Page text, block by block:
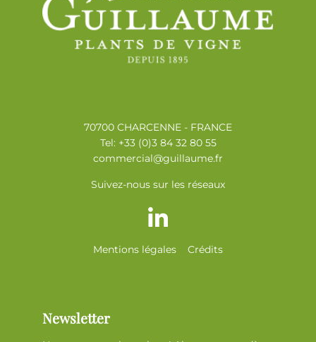
70700 CHARCENNE - FRANCE
Tel: +33 (0)3 84 32 80 55
commercial@guillaume.fr
Suivez-nous sur les réseaux
Mentions légales Crédits
Newsletter